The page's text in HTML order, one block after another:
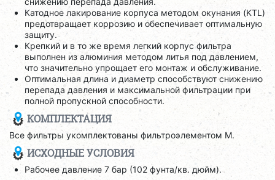
Катодное лакирование корпуса методом окунания (KTL)
предотвращает коррозию и обеспечивает оптимальную
защиту.
Крепкий и в то же время легкий корпус фильтра
выполнен из алюминия методом литья под давлением,
что значительно упрощает его монтаж и обслуживание.
Оптимальная длина и диаметр способствуют снижению
перепада давления и максимальной фильтрации при
полной пропускной способности.
КОМПЛЕКТАЦИЯ
Все фильтры укомплектованы фильтроэлементом M.
ИСХОДНЫЕ УСЛОВИЯ
Рабочее давление 7 бар (102 фунта/кв. дюйм).